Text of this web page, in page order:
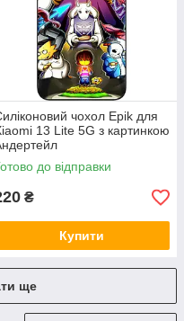
чохол Epik для
13 Lite 5G з картинкою
до відправки
₴
Купити
ще